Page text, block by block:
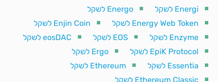
Energi לשקל
Energo לשקל
Energy Web Token לשקל
Enjin Coin לשקל
Enzyme לשקל
EOS לשקל
eosDAC לשקל
EpiK Protocol לשקל
Ergo לשקל
Essentia לשקל
Ethereum לשקל
Ethereum Classic לשקל